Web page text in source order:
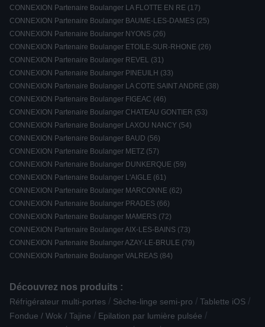
CONNEXION Partenaire Boulanger LA FLOTTE EN RE (17)
CONNEXION Partenaire Boulanger BAUME-LES-DAMES (25)
CONNEXION Partenaire Boulanger NYONS (26)
CONNEXION Partenaire Boulanger ETOILE-SUR-RHONE (26)
CONNEXION Partenaire Boulanger REVEL (31)
CONNEXION Partenaire Boulanger PINEUILH (33)
CONNEXION Partenaire Boulanger LA COTE SAINT ANDRE (38)
CONNEXION Partenaire Boulanger FIGEAC (46)
CONNEXION Partenaire Boulanger CHATEAU GONTIER (53)
CONNEXION Partenaire Boulanger LAXOU NANCY (54)
CONNEXION Partenaire Boulanger BAUD (56)
CONNEXION Partenaire Boulanger METZ (57)
CONNEXION Partenaire Boulanger DUNKERQUE (59)
CONNEXION Partenaire Boulanger L'AIGLE (61)
CONNEXION Partenaire Boulanger MARCONNE (62)
CONNEXION Partenaire Boulanger PRADES (66)
CONNEXION Partenaire Boulanger MAMERS (72)
CONNEXION Partenaire Boulanger AIX-LES-BAINS (73)
CONNEXION Partenaire Boulanger AZAY-LE-BRULE (79)
CONNEXION Partenaire Boulanger VALREAS (84)
Découvrez nos produits :
Réfrigérateur multi-portes / Sèche-linge semi-pro / Tablette iOS /
Fondue / Wok / Tajine / Epilation par lumière pulsée /